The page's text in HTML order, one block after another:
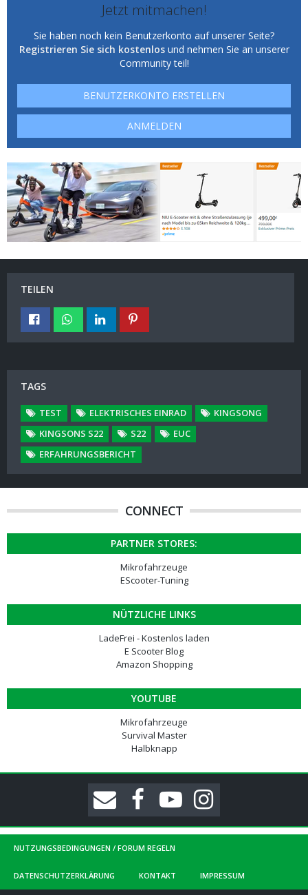
Jetzt mitmachen!
Sie haben noch kein Benutzerkonto auf unserer Seite?
Registrieren Sie sich kostenlosund nehmen Sie an unserer
Community teil!
BENUTZERKONTO ERSTELLEN
ANMELDEN
TEILEN
TAGS
TEST ELEKTRISCHES EINRAD
KINGSONG
KINGSONS S22
S22
EUC
ERFAHRUNGSBERICHT
CONNECT
PARTNER STORES:
Mikrofahrzeuge
EScooter-Tuning
NÜTZLICHE LINKS
LadeFrei - Kostenlos laden
E Scooter Blog
Amazon Shopping
YOUTUBE
Mikrofahrzeuge
Survival Master
Halbknapp
NUTZUNGSBEDINGUNGEN / FORUM REGELN
DATENSCHUTZERKLÄRUNG KONTAKT IMPRESSUM